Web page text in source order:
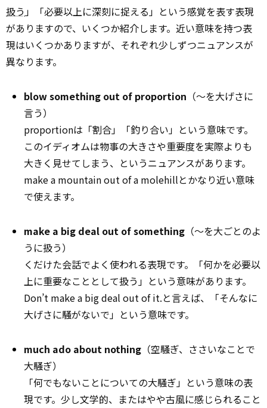
扱う」「必要以上に深刻に捉える」という感覚を表す表現
がありますので、いくつか紹介します。近い意味を持つ表
現はいくつかありますが、それぞれ少しずつニュアンスが
異なります。
blow something out of proportion （～を大げさに
言う）
proportionは「割合」「釣り合い」という意味です。
このイディオムは物事の大きさや重要度を実際よりも
大きく見せてしまう、というニュアンスがあります。
make a mountain out of a molehillとかなり近い意味
で使えます。
make a big deal out of something （～を大ごとのよ
うに扱う）
くだけた会話でよく使われる表現です。「何かを必要以
上に重要なこととして扱う」という意味があります。
Don’t make a big deal out of it.と言えば、「そんなに
大げさに騒がないで」という意味です。
much ado about nothing （空騒ぎ、ささいなことで
大騒ぎ）
「何でもないことについての大騒ぎ」という意味の表
現です。少し文学的、またはやや古風に感じられること